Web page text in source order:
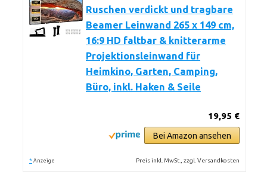
Ruschen verdickt und tragbare
Beamer Leinwand 265 x 149 cm,
16:9 HD faltbar & knitterarme
Projektionsleinwand für
Heimkino, Garten, Camping,
Büro, inkl. Haken & Seile
19,95 €
Bei Amazon ansehen
* Anzeige Preis inkl. MwSt., zzgl. Versandkosten